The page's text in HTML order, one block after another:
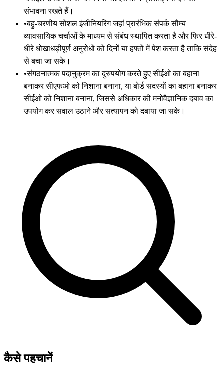
संभावना रखते हैं।
•बहु-चरणीय सोशल इंजीनियरिंग जहां प्रारंभिक संपर्क सौम्य
व्यावसायिक चर्चाओं के माध्यम से संबंध स्थापित करता है और फिर धीरे-
धीरे धोखाधड़ीपूर्ण अनुरोधों को दिनों या हफ्तों में पेश करता है ताकि संदेह
से बचा जा सके।
•संगठनात्मक पदानुक्रम का दुरुपयोग करते हुए सीईओ का बहाना
बनाकर सीएफओ को निशाना बनाना, या बोर्ड सदस्यों का बहाना बनाकर
सीईओ को निशाना बनाना, जिससे अधिकार की मनोवैज्ञानिक दबाव का
उपयोग कर सवाल उठाने और सत्यापन को दबाया जा सके।
कैसे पहचानें